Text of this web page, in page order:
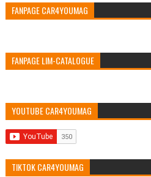
FANPAGE CAR4YOUMAG
FANPAGE LIM-CATALOGUE
YOUTUBE CAR4YOUMAG
TIKTOK CAR4YOUMAG